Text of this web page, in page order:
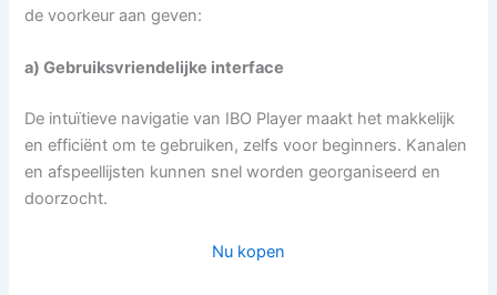
de voorkeur aan geven:
a) Gebruiksvriendelijke interface
De intuïtieve navigatie van IBO Player maakt het makkelijk
en efficiënt om te gebruiken, zelfs voor beginners. Kanalen
en afspeellijsten kunnen snel worden georganiseerd en
doorzocht.
Nu kopen